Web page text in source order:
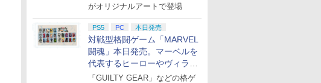
がオリジナルアートで登場
PS5 PC 本日発売
対戦型格闘ゲーム「MARVEL
闘魂」本日発売。マーベルを
代表するヒーローやヴィラン
たちが登場
「GUILTY GEAR」などの格ゲ